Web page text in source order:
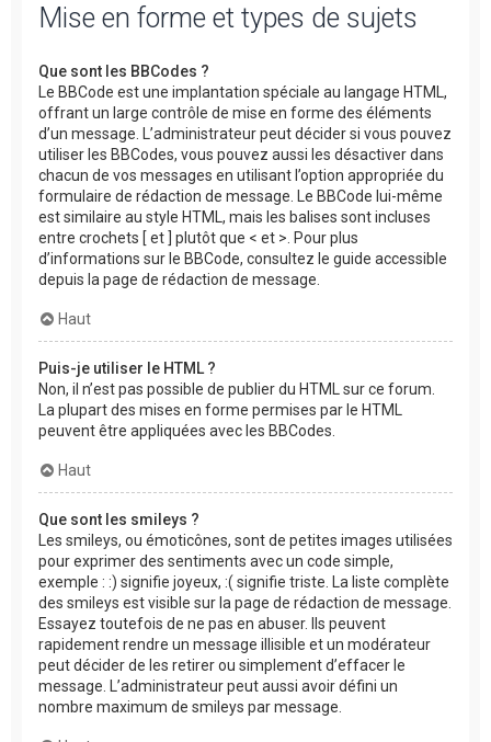
Mise en forme et types de sujets
Que sont les BBCodes ?
Le BBCode est une implantation spéciale au langage HTML,
offrant un large contrôle de mise en forme des éléments
d’un message. L’administrateur peut décider si vous pouvez
utiliser les BBCodes, vous pouvez aussi les désactiver dans
chacun de vos messages en utilisant l’option appropriée du
formulaire de rédaction de message. Le BBCode lui-même
est similaire au style HTML, mais les balises sont incluses
entre crochets [ et ] plutôt que < et >. Pour plus
d’informations sur le BBCode, consultez le guide accessible
depuis la page de rédaction de message.
Haut
Puis-je utiliser le HTML ?
Non, il n’est pas possible de publier du HTML sur ce forum.
La plupart des mises en forme permises par le HTML
peuvent être appliquées avec les BBCodes.
Haut
Que sont les smileys ?
Les smileys, ou émoticônes, sont de petites images utilisées
pour exprimer des sentiments avec un code simple,
exemple : :) signifie joyeux, :( signifie triste. La liste complète
des smileys est visible sur la page de rédaction de message.
Essayez toutefois de ne pas en abuser. Ils peuvent
rapidement rendre un message illisible et un modérateur
peut décider de les retirer ou simplement d’effacer le
message. L’administrateur peut aussi avoir défini un
nombre maximum de smileys par message.